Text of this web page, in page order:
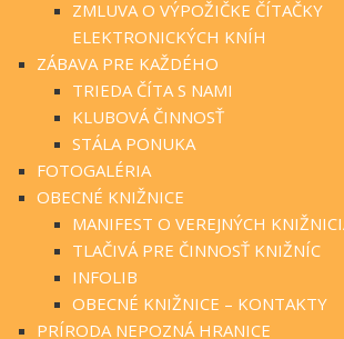
ZMLUVA O VÝPOŽIČKE ČÍTAČKY
ELEKTRONICKÝCH KNÍH
ZÁBAVA PRE KAŽDÉHO
TRIEDA ČÍTA S NAMI
KLUBOVÁ ČINNOSŤ
STÁLA PONUKA
FOTOGALÉRIA
OBECNÉ KNIŽNICE
MANIFEST O VEREJNÝCH
TLAČIVÁ PRE ČINNOSŤ KNIŽNÍC
INFOLIB
OBECNÉ KNIŽNICE – KONTAKTY
PRÍRODA NEPOZNÁ HRANICE